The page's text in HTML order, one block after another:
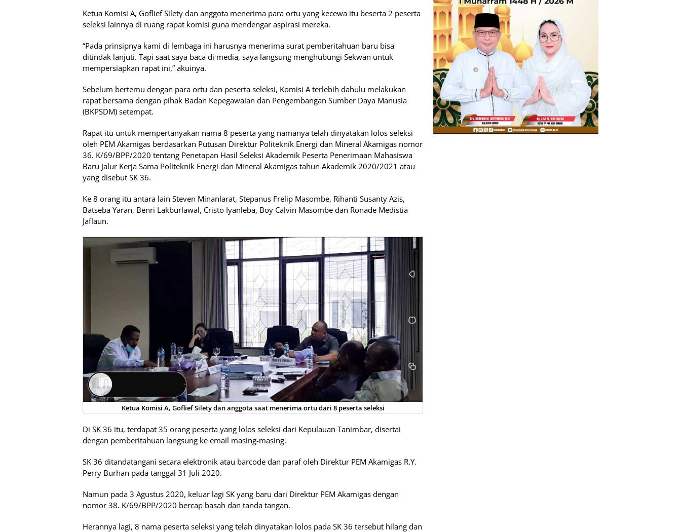
Ketua Komisi A, Goflief Silety dan anggota menerima para ortu yang kecewa itu beserta 2 peserta
seleksi lainnya di ruang rapat komisi guna mendengar aspirasi mereka.
“Pada prinsipnya kami di lembaga ini harusnya menerima surat pemberitahuan baru bisa
ditindak lanjuti. Tapi saat saya baca di media, saya langsung menghubungi Sekwan untuk
mempersiapkan rapat ini,” akuinya.
Sebelum bertemu dengan para ortu dan peserta seleksi, Komisi A terlebih dahulu melakukan
rapat bersama dengan pihak Badan Kepegawaian dan Pengembangan Sumber Daya Manusia
(BKPSDM) setempat.
Rapat itu untuk mempertanyakan nama 8 peserta yang namanya telah dinyatakan lolos seleksi
oleh PEM Akamigas berdasarkan Putusan Direktur Politeknik Energi dan Mineral Akamigas nomor
36. K/69/BPP/2020 tentang Penetapan Hasil Seleksi Akademik Peserta Penerimaan Mahasiswa
Baru Jalur Kerja Sama Politeknik Energi dan Mineral Akamigas tahun Akademik 2020/2021 atau
yang disebut SK 36.
Ke 8 orang itu antara lain Steven Minanlarat, Stepanus Frelip Masombe, Rihanti Susanty Azis,
Batseba Yaran, Benri Lakburlawal, Cristo Iyanleba, Boy Calvin Masombe dan Ronade Medistia
Jaflaun.
Ketua Komisi A, Goflief Silety dan anggota saat menerima ortu dari 8 peserta seleksi
Di SK 36 itu, terdapat 35 orang peserta yang lolos seleksi dari Kepulauan Tanimbar, disertai
dengan pemberitahuan langsung ke email masing-masing.
SK 36 ditandatangani secara elektronik atau barcode dan paraf oleh Direktur PEM Akamigas R.Y.
Perry Burhan pada tanggal 31 Juli 2020.
Namun pada 3 Agustus 2020, keluar lagi SK yang baru dari Direktur PEM Akamigas dengan
nomor 38. K/69/BPP/2020 bercap basah dan tanda tangan.
Herannya lagi, 8 nama peserta seleksi yang telah dinyatakan lolos pada SK 36 tersebut hilang dan